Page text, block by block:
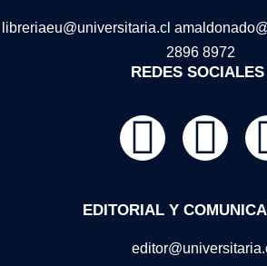
libreriaeu@universitaria.cl
2896 8972
REDES SOCIALES
EDITORIAL Y